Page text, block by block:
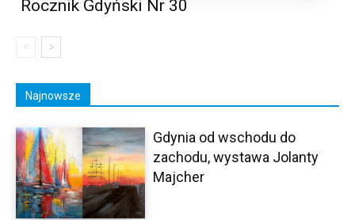
Rocznik Gdyński Nr 30
Najnowsze
Gdynia od wschodu do
zachodu, wystawa Jolanty
Majcher